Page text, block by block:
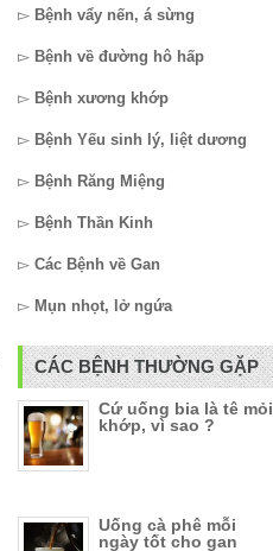
▻ Bệnh vẩy nến, á sừng
▻ Bệnh về đường hô hấp
▻ Bệnh xương khớp
▻ Bệnh Yếu sinh lý, liệt dương
▻ Bệnh Răng Miệng
▻ Bệnh Thần Kinh
▻ Các Bệnh về Gan
▻ Mụn nhọt, lở ngứa
CÁC BỆNH THƯỜNG GẶP
Cứ uống bia là tê mỏi
khớp, vì sao ?
Uống cà phê mỗi
ngày tốt cho gan